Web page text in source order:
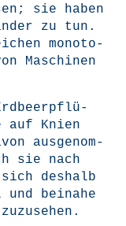
sie haben
zu tun.
mono­to­
Maschi­nen
auf Knien
aus­ge­nom­
sie nach
des­halb
bei­na­he